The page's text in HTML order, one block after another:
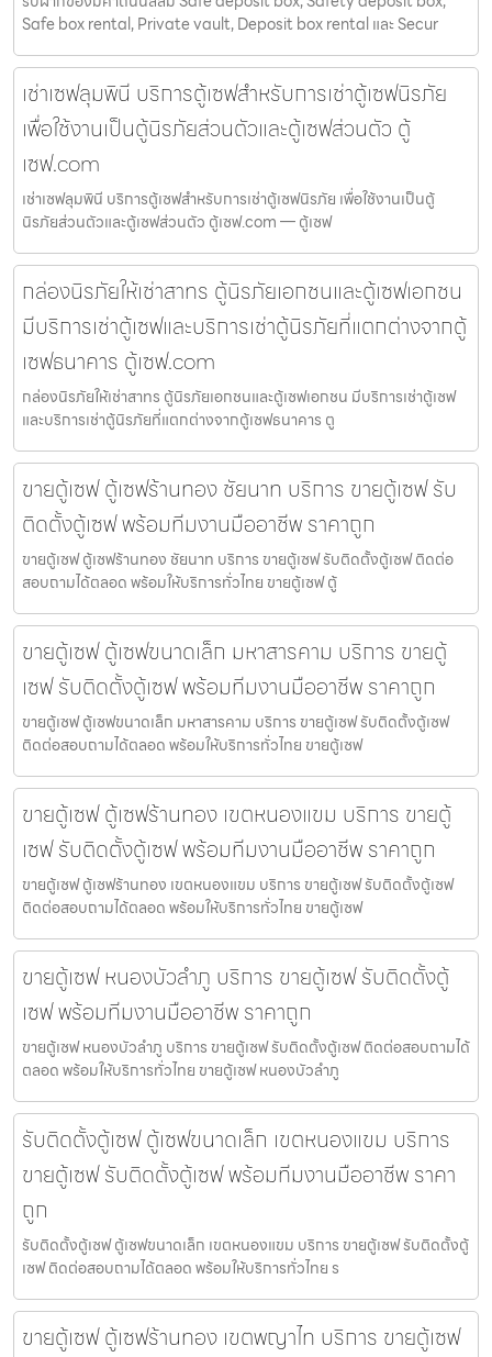
Safe box rental, Private vault, Deposit box rental และ Secur
เช่าเซฟลุมพินี บริการตู้เซฟสำหรับการเช่าตู้เซฟนิรภัย
เพื่อใช้งานเป็นตู้นิรภัยส่วนตัวและตู้เซฟส่วนตัว ตู้
เซฟ.com
เช่าเซฟลุมพินี บริการตู้เซฟสำหรับการเช่าตู้เซฟนิรภัย เพื่อใช้งานเป็นตู้
นิรภัยส่วนตัวและตู้เซฟส่วนตัว ตู้เซฟ.com — ตู้เซฟ
กล่องนิรภัยให้เช่าสาทร ตู้นิรภัยเอกชนและตู้เซฟเอกชน
มีบริการเช่าตู้เซฟและบริการเช่าตู้นิรภัยที่แตกต่างจากตู้
เซฟธนาคาร ตู้เซฟ.com
กล่องนิรภัยให้เช่าสาทร ตู้นิรภัยเอกชนและตู้เซฟเอกชน มีบริการเช่าตู้เซฟ
และบริการเช่าตู้นิรภัยที่แตกต่างจากตู้เซฟธนาคาร ตู
ขายตู้เซฟ ตู้เซฟร้านทอง ชัยนาท บริการ ขายตู้เซฟ รับ
ติดตั้งตู้เซฟ พร้อมทีมงานมืออาชีพ ราคาถูก
ขายตู้เซฟ ตู้เซฟร้านทอง ชัยนาท บริการ ขายตู้เซฟ รับติดตั้งตู้เซฟ ติดต่อ
สอบถามได้ตลอด พร้อมให้บริการทั่วไทย ขายตู้เซฟ ตู้
ขายตู้เซฟ ตู้เซฟขนาดเล็ก มหาสารคาม บริการ ขายตู้
เซฟ รับติดตั้งตู้เซฟ พร้อมทีมงานมืออาชีพ ราคาถูก
ขายตู้เซฟ ตู้เซฟขนาดเล็ก มหาสารคาม บริการ ขายตู้เซฟ รับติดตั้งตู้เซฟ
ติดต่อสอบถามได้ตลอด พร้อมให้บริการทั่วไทย ขายตู้เซฟ
ขายตู้เซฟ ตู้เซฟร้านทอง เขตหนองแขม บริการ ขายตู้
เซฟ รับติดตั้งตู้เซฟ พร้อมทีมงานมืออาชีพ ราคาถูก
ขายตู้เซฟ ตู้เซฟร้านทอง เขตหนองแขม บริการ ขายตู้เซฟ รับติดตั้งตู้เซฟ
ติดต่อสอบถามได้ตลอด พร้อมให้บริการทั่วไทย ขายตู้เซฟ
ขายตู้เซฟ หนองบัวลำภู บริการ ขายตู้เซฟ รับติดตั้งตู้
เซฟ พร้อมทีมงานมืออาชีพ ราคาถูก
ขายตู้เซฟ หนองบัวลำภู บริการ ขายตู้เซฟ รับติดตั้งตู้เซฟ ติดต่อสอบถามได้
ตลอด พร้อมให้บริการทั่วไทย ขายตู้เซฟ หนองบัวลำภู
รับติดตั้งตู้เซฟ ตู้เซฟขนาดเล็ก เขตหนองแขม บริการ
ขายตู้เซฟ รับติดตั้งตู้เซฟ พร้อมทีมงานมืออาชีพ ราคา
ถูก
รับติดตั้งตู้เซฟ ตู้เซฟขนาดเล็ก เขตหนองแขม บริการ ขายตู้เซฟ รับติดตั้งตู้
เซฟ ติดต่อสอบถามได้ตลอด พร้อมให้บริการทั่วไทย ร
ขายตู้เซฟ ตู้เซฟร้านทอง เขตพญาไท บริการ ขายตู้เซฟ